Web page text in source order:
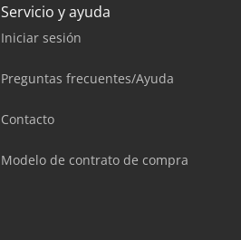
Servicio y ayuda
Iniciar sesión
Preguntas frecuentes/Ayuda
Contacto
Modelo de contrato de compra